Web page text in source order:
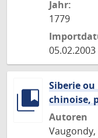
Jahr:
1779
05.02.2003
Siberie
chinoise,
Autoren